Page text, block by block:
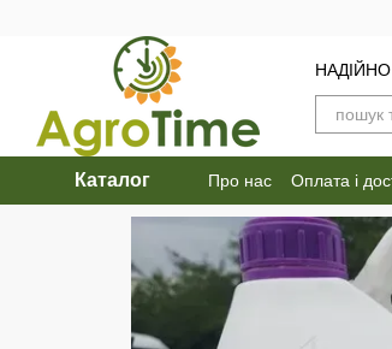
Каталог Про нас Оплата і